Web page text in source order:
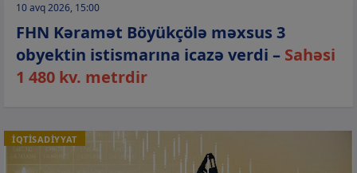
10 avq 2026, 15:00
FHN Kəramət Böyükçölə məxsus 3
obyektin istismarına icazə verdi – Sahəsi
1 480 kv. metrdir
İQTİSADİYYAT